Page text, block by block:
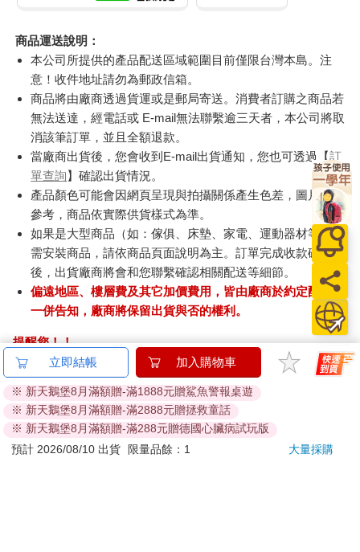
商品運送說明：
本公司所提供的產品配送區域範圍目前僅限台灣本島。注
意！收件地址請勿為郵政信箱。
商品將由廠商透過貨運或是郵局寄送。消費者訂購之商品若
無法送達，經電話或 E-mail無法聯繫逾三天者，本公司將取
消該筆訂單，並且全額退款。
當廠商出貨後，您會收到E-mail出貨通知，您也可透過【訂
單查詢】確認出貨情況。
產品顏色可能會因網頁呈現與拍攝關係產生色差，圖片僅供
參考，商品依實際供貨樣式為準。
如果是大型商品（如：傢俱、床墊、家電、運動器材等）及
需安裝商品，請依商品頁面說明為主。訂單完成收款確認
後，出貨廠商將會和您聯繫確認相關配送等細節。
偏遠地區、樓層費及其它加價費用，皆由廠商於約定配送時
一併告知，廠商將保留出貨與否的權利。
提醒您！！
金石堂及銀行均不會請您操作ATM! 如接獲電話要求您前往
ATM提款機，請不要聽從指示，以免受騙上當！
退換貨須知：
**提醒您，鑑賞期不等於試用期，退回商品須為全新狀態**
依據「消費者保護法」第19條及行政院消費者保護處公告之
立即結帳 加入購物車
※ 新天鵝堡8月滿額贈-滿1888元贈鯊魚警報桌遊
※ 新天鵝堡8月滿額贈-滿2888元贈拯救童話
※ 新天鵝堡8月滿額贈-滿288元贈德國心臟病試玩版
預計 2026/08/10 出貨
限量品餘：1 大量採購